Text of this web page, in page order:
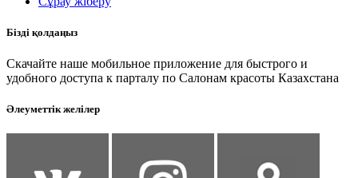
Бізді қолдаңыз
Скачайте наше мобильное приложение для быстрого и
удобного доступа к парталу по Салонам красоты Казахстана
Әлеуметтік желілер